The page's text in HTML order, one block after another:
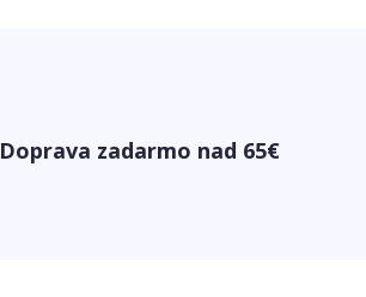
Doprava zadarmo nad 65€